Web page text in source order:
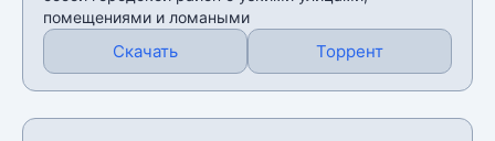
помещениями и ломаными
Скачать Торрент